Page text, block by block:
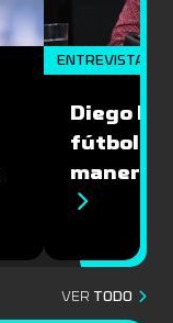
ENTREVISTA
Diego
fútbol
manera
VER TODO